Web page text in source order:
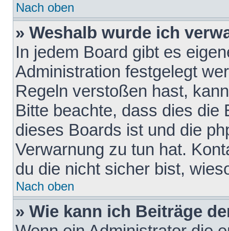
Nach oben
» Weshalb wurde ich
In jedem Board gibt es
Administration festgelegt
Regeln verstoßen hast,
Bitte beachte, dass dies die
dieses Boards ist und die
Verwarnung zu tun hat.
du die nicht sicher bist,
Nach oben
» Wie kann ich Beiträge